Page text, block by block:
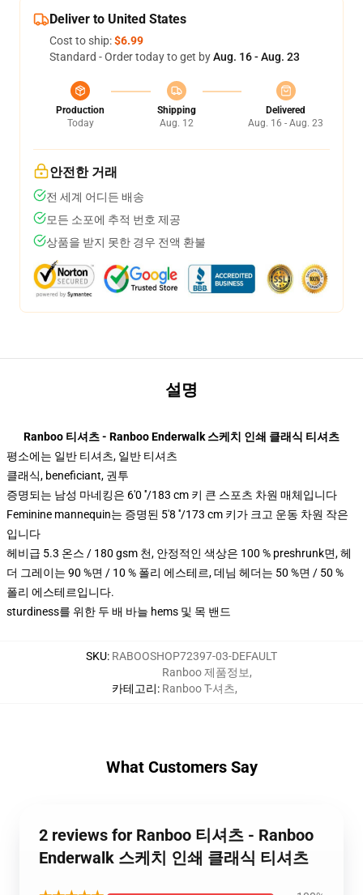
Deliver to United States
Cost to ship:$6.99
Standard - Order today to get byAug. 16 - Aug. 23
Production
Today
Shipping
Aug. 12
Delivered
Aug. 16 - Aug. 23
안전한 거래
전 세계 어디든 배송
모든 소포에 추적 번호 제공
상품을 받지 못한 경우 전액 환불
설명
Ranboo 티셔츠 - Ranboo Enderwalk 스케치 인쇄 클래식 티셔츠
평소에는 일반 티셔츠, 일반 티셔츠
클래식, beneficiant, 권투
증명되는 남성 마네킹은 6'0 ′′/183 cm 키 큰 스포츠 차원 매체입니다
Feminine mannequin는 증명된 5'8 ′′/173 cm 키가 크고 운동 차원 작은
입니다
헤비급 5.3 온스 / 180 gsm 천, 안정적인 색상은 100 % preshrunk면, 헤
더 그레이는 90 %면 / 10 % 폴리 에스테르, 데님 헤더는 50 %면 / 50 %
폴리 에스테르입니다.
sturdiness를 위한 두 배 바늘 hems 및 목 밴드
SKU: RABOOSHOP72397-03-DEFAULT
카테고리:
Ranboo 제품정보,
Ranboo T-셔츠,
What Customers Say
2 reviews for Ranboo 티셔츠 - Ranboo
Enderwalk 스케치 인쇄 클래식 티셔츠